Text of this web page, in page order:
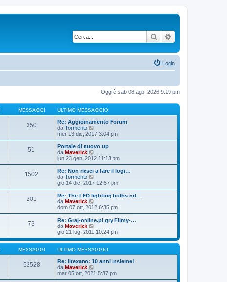
Cerca
Login
Oggi è sab 08 ago, 2026 9:19 pm
MESSAGGI ULTIMO MESSAGGIO
350
Re: Aggiornamento Forum
da Tormento
e
d
i
l
m
o
m
s
a
g
g
o
mer 13 dic, 2017 3:04 pm
51
Portale di nuovo up
da Maverick
e
d
i
l
m
o
m
s
a
g
i
lun 23 gen, 2012 11:13 pm
1502
Re: Non riesci a fare il logi…
da Tormento
e
d
i
u
l
m
o
m
e
s
s
a
g
g
i
gio 14 dic, 2017 12:57 pm
201
Re: The LED lighting bulbs nd…
da Maverick
e
d
i
i
m
o
m
s
dom 07 ott, 2012 6:35 pm
73
Re: Graj-online.pl gry Filmy-…
da Maverick
e
d
i
u
l
t
m
o
gio 21 lug, 2011 10:24 pm
MESSAGGI ULTIMO MESSAGGIO
52528
Re: Iltexano: 10 anni insieme!
da Maverick
e
d
mar 05 ott, 2021 5:37 pm